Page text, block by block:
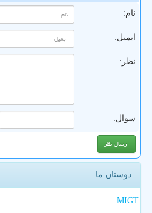
نام:
ایمیل:
نظر:
سوال:
دوستان ما
MIGT